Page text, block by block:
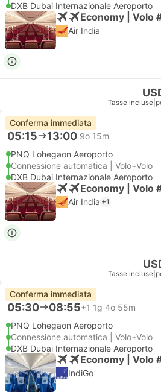
DXB Dubai Internazionale Aeroporto
Economy | Volo
Air India
Tasse incluse
Conferma immediata
05:15 13:00 9o 15m
PNQ Lohegaon Aeroporto
Connessione automatica | Volo+Volo
DXB Dubai Internazionale Aeroporto
Economy | Volo
Air India +1
Tasse incluse
Conferma immediata
05:30 08:55+1 1g 4o 55m
PNQ Lohegaon Aeroporto
Connessione automatica | Volo+Volo
DXB Dubai Internazionale Aeroporto
Economy | Volo
IndiGo